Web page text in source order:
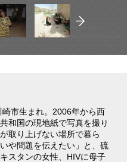
市生まれ。2006年から西
和国の現地紙で写真を撮り
取り上げない場所で暮ら
や問題を伝えたい」と、硫
スタンの女性、HIVに母子